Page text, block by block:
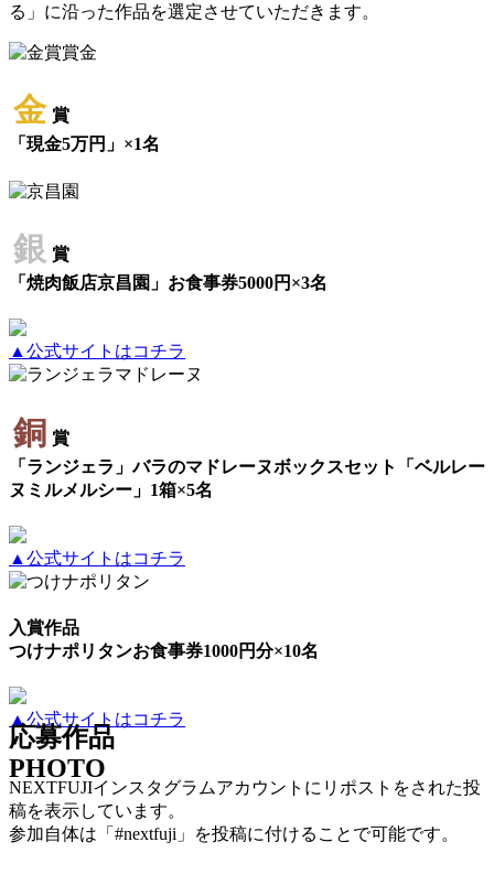
る」に沿った作品を選定させていただきます。
金 賞
「現金5万円」×1名
銀 賞
「焼肉飯店京昌園」お食事券5000円×3名
▲公式サイトはコチラ
銅 賞
「ランジェラ」バラのマドレーヌボックスセット「ベルレー
ヌミルメルシー」1箱×5名
▲公式サイトはコチラ
入賞作品
つけナポリタンお食事券1000円分×10名
▲公式サイトはコチラ
PHOTO
応募作品
NEXTFUJIインスタグラムアカウントにリポストをされた投
稿を表示しています。
参加自体は「#nextfuji」を投稿に付けることで可能です。